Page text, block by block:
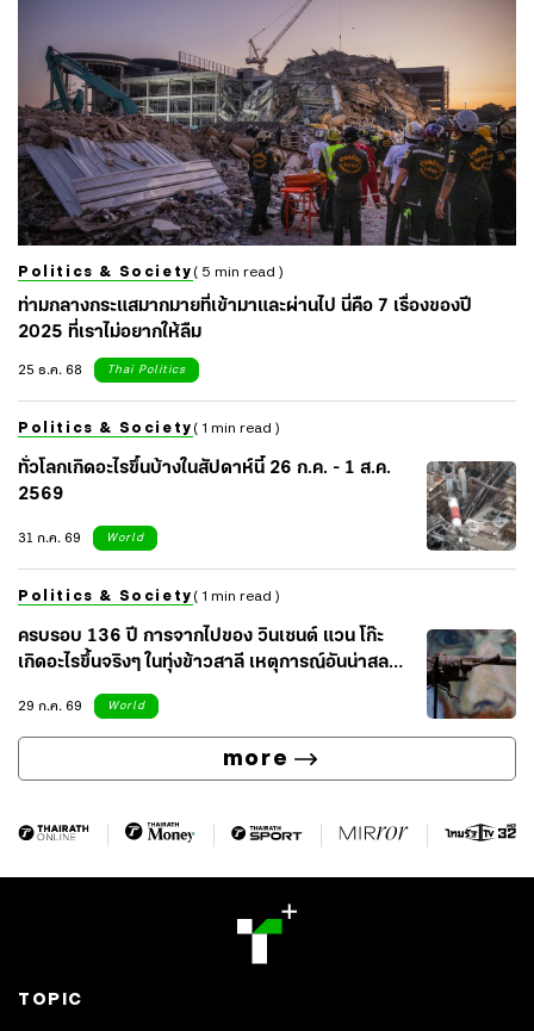
Politics & Society ( 5 min read )
ท่ามกลางกระแสมากมายที่เข้ามาและผ่านไป นี่คือ 7 เรื่องของปี
2025 ที่เราไม่อยากให้ลืม
25 ธ.ค. 68
Thai Politics
Politics & Society ( 1 min read )
ทั่วโลกเกิดอะไรขึ้นบ้างในสัปดาห์นี้ 26 ก.ค. - 1 ส.ค.
2569
31 ก.ค. 69
World
Politics & Society ( 1 min read )
ครบรอบ 136 ปี การจากไปของ วินเซนต์ แวน โก๊ะ
เกิดอะไรขึ้นจริงๆ ในทุ่งข้าวสาลี เหตุการณ์อันน่าสลด
ของศิลปินผู้น่าเศร้า
29 ก.ค. 69 World
more
TOPIC